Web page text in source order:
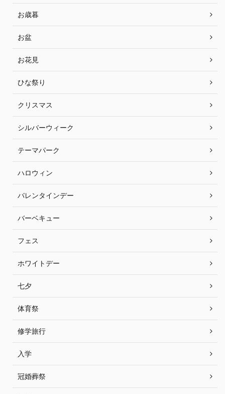
お歳暮
お盆
お花見
ひな祭り
クリスマス
シルバーウィーク
テーマパーク
ハロウィン
バレンタインデー
バーベキュー
フェス
ホワイトデー
七夕
体育祭
修学旅行
入学
冠婚葬祭